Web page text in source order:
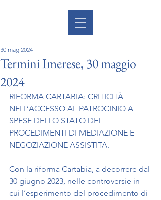
Termini Imerese, 30 maggio
2024
30 mag 2024
RIFORMA CARTABIA: CRITICITÀ
NELL’ACCESSO AL PATROCINIO A
SPESE DELLO STATO DEI
PROCEDIMENTI DI MEDIAZIONE E
NEGOZIAZIONE ASSISTITA.
Con la riforma Cartabia, a decorrere dal
30 giugno 2023, nelle controversie in
cui l’esperimento del procedimento di